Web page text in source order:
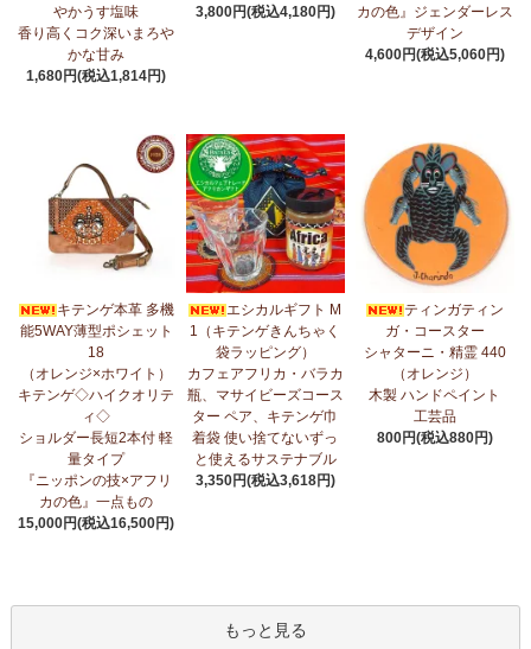
4/23：
【2026新茶入荷】アフリカンプライド～アッサム種タンザ
ニア紅茶～無農薬手摘み茶葉～
4/15：ノースリーブワンピース～前後2way仕様～
新入荷！ゆった
りシルエット
4/15：【新登場】ティアードフレアパンツ新入荷！大人気のティ
アードパンツが、さらに進化してバージョンアップ！
【2026新茶 予約開始】アフリカンプライド～アッサム種タ
ンザニア紅茶～無農薬手摘み茶葉～
4/13：
【2026新豆入荷】タンザニア産カシューナッツ＜素焼き＞
＜うす塩＞～こだわりの大粒 香り高くコク深いまろやかな甘み～
3/27：キテンゲ◇ハイクオリティ◇2026新柄 タンザニアより新入
～アフリカンプリント生地～
3/27： サーカスパンツ
仕立てた新作登場！『ニッポンの技×アフリカの色』
やかうす塩味
香り高くコク深いまろや
かな甘み
1,680円(税込1,814円)
3,800円(税込4,180円)
カの色』ジェンダーレス
デザイン
4,600円(税込5,060円)
キテンゲ本革 多機
能5WAY薄型ポシェット
18
（オレンジ×ホワイト）
キテンゲ◇ハイクオリテ
ィ◇
ショルダー長短2本付 軽
量タイプ
『ニッポンの技×アフリ
カの色』一点もの
15,000円(税込16,500円)
エシカルギフト M
1（キテンゲきんちゃく
袋ラッピング）
カフェアフリカ・バラカ
瓶、マサイビーズコース
ター ペア、キテンゲ巾
着袋 使い捨てないずっ
と使えるサステナブル
3,350円(税込3,618円)
ティンガティン
ガ・コースター
シャターニ・精霊 440
（オレンジ）
木製 ハンドペイント
工芸品
800円(税込880円)
もっと見る